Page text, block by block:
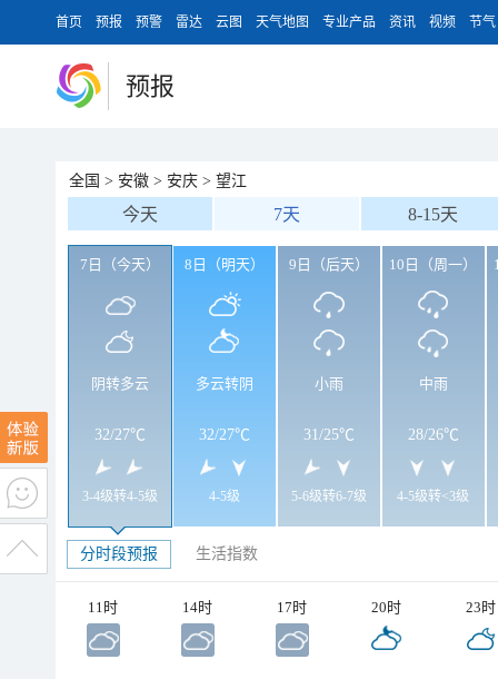
首页 预报 预警 雷达 云图 天气地图 专业产品 资讯 视频 节气
预报
全国 > 安徽 > 安庆 > 望江
今天 7天 8-15天
7日（今天）
阴转多云
32/27℃
3-4级转4-5级
8日（明天）
多云转阴
32/27℃
4-5级
9日（后天）
小雨
31/25℃
5-6级转6-7级
10日（周一）
中雨
28/26℃
4-5级转<3级
分时段预报 生活指数
11时 14时 17时 20时 23时